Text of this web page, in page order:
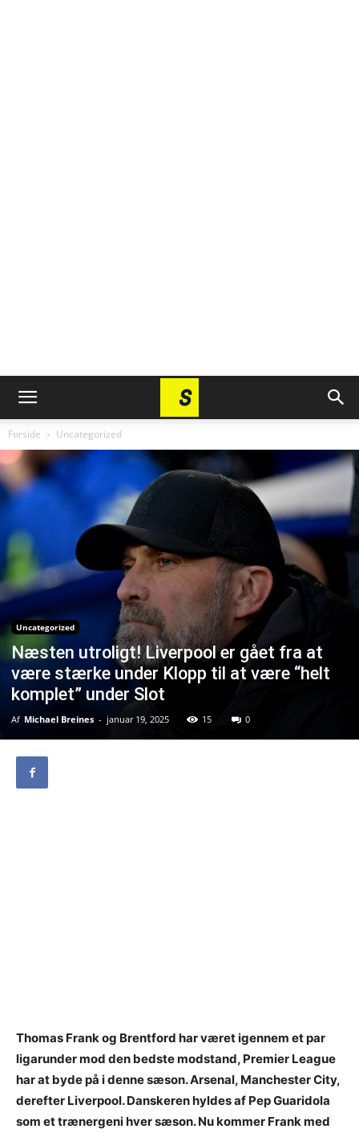
Forside Uncategorized
Uncategorized
Næsten utroligt! Liverpool er gået fra at
være stærke under Klopp til at være “helt
komplet” under Slot
Af Michael Breines - januar 19, 2025 15 0
Thomas Frank og Brentford har været igennem et par
ligarunder mod den bedste modstand, Premier League
har at byde på i denne sæson. Arsenal, Manchester City,
derefter Liverpool. Danskeren hyldes af Pep Guaridola
som et trænergeni hver sæson. Nu kommer Frank med